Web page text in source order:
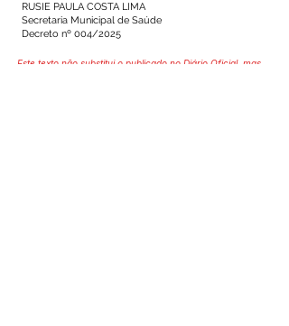
RUSIE PAULA COSTA LIMA
Secretaria Municipal de Saúde
Decreto nº 004/2025
Este texto não substitui o publicado no Diário Oficial, mas